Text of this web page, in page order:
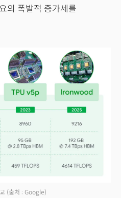
의 폭발적 증가세를
(출처 : Google)